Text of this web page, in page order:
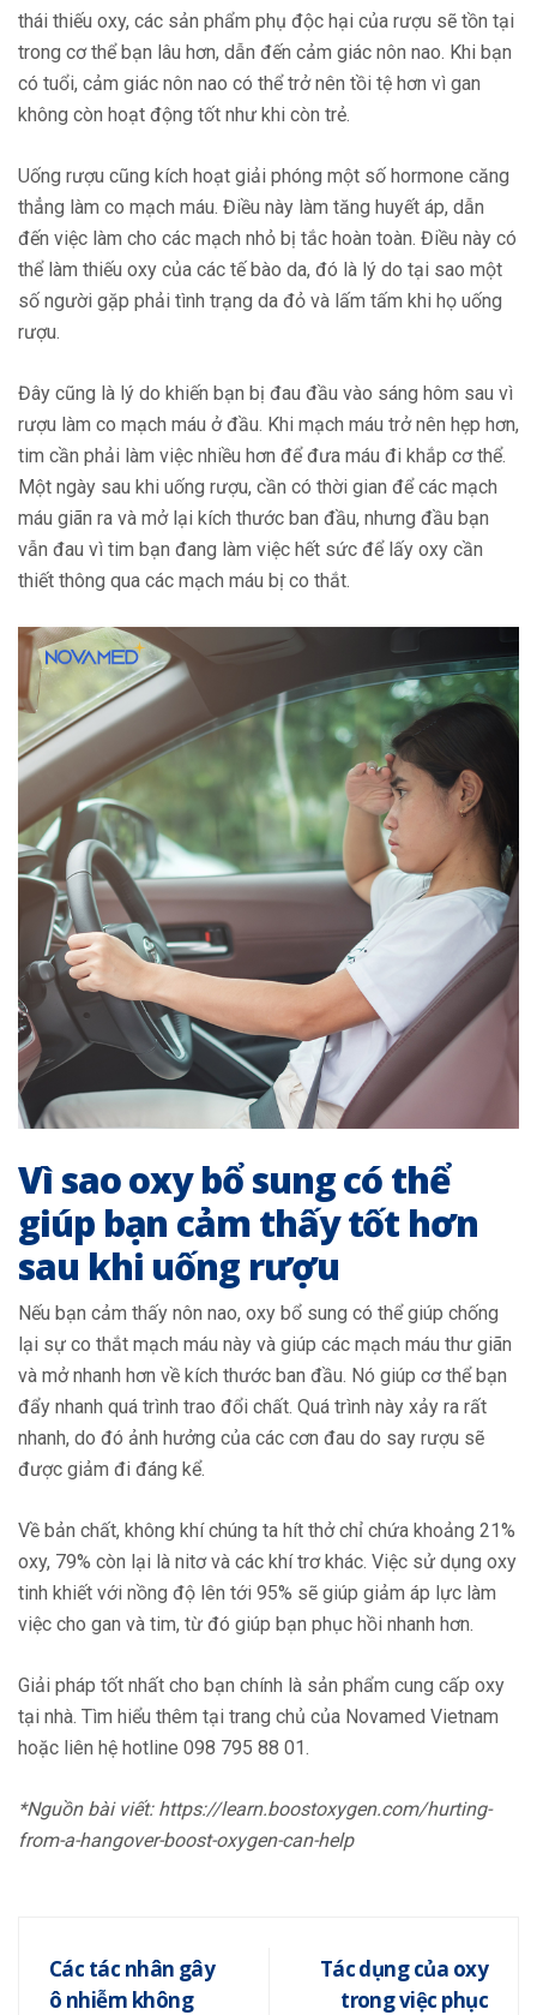
thái thiếu oxy, các sản phẩm phụ độc hại của rượu sẽ tồn tại
trong cơ thể bạn lâu hơn, dẫn đến cảm giác nôn nao. Khi bạn
có tuổi, cảm giác nôn nao có thể trở nên tồi tệ hơn vì gan
không còn hoạt động tốt như khi còn trẻ.
Uống rượu cũng kích hoạt giải phóng một số hormone căng
thẳng làm co mạch máu. Điều này làm tăng huyết áp, dẫn
đến việc làm cho các mạch nhỏ bị tắc hoàn toàn. Điều này có
thể làm thiếu oxy của các tế bào da, đó là lý do tại sao một
số người gặp phải tình trạng da đỏ và lấm tấm khi họ uống
rượu.
Đây cũng là lý do khiến bạn bị đau đầu vào sáng hôm sau vì
rượu làm co mạch máu ở đầu. Khi mạch máu trở nên hẹp hơn,
tim cần phải làm việc nhiều hơn để đưa máu đi khắp cơ thể.
Một ngày sau khi uống rượu, cần có thời gian để các mạch
máu giãn ra và mở lại kích thước ban đầu, nhưng đầu bạn
vẫn đau vì tim bạn đang làm việc hết sức để lấy oxy cần
thiết thông qua các mạch máu bị co thắt.
Vì sao oxy bổ sung có thể
giúp bạn cảm thấy tốt hơn
sau khi uống rượu
Nếu bạn cảm thấy nôn nao, oxy bổ sung có thể giúp chống
lại sự co thắt mạch máu này và giúp các mạch máu thư giãn
và mở nhanh hơn về kích thước ban đầu. Nó giúp cơ thể bạn
đẩy nhanh quá trình trao đổi chất. Quá trình này xảy ra rất
nhanh, do đó ảnh hưởng của các cơn đau do say rượu sẽ
được giảm đi đáng kể.
Về bản chất, không khí chúng ta hít thở chỉ chứa khoảng 21%
oxy, 79% còn lại là nitơ và các khí trơ khác. Việc sử dụng oxy
tinh khiết với nồng độ lên tới 95% sẽ giúp giảm áp lực làm
việc cho gan và tim, từ đó giúp bạn phục hồi nhanh hơn.
Giải pháp tốt nhất cho bạn chính là sản phẩm cung cấp oxy
tại nhà. Tìm hiểu thêm tại trang chủ của Novamed Vietnam
hoặc liên hệ hotline 098 795 88 01.
*Nguồn bài viết: https://learn.boostoxygen.com/hurting-
from-a-hangover-boost-oxygen-can-help
Các tác nhân gây
ô nhiễm không
Tác dụng của oxy
trong việc phục